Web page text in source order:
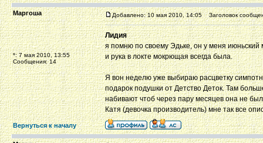
Маргоша
*: 7 мая 2010, 13:55
Сообщения: 14
Добавлено: 10 мая 2010, 14:05 Заголовок
Лидия
я помню по своему Эдьке, он у меня июньский
и рука в локте мокрющая всегда была.
Я вон неделю уже выбираю расцветку
подарок подушки от Детство Деток. Там
набивают чтоб через пару месяцев она не
Катя (девочка производитель) мне так все
Вернуться к началу